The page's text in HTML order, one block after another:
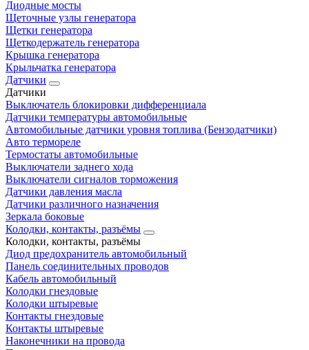
Диодные мосты
Щеточные узлы генератора
Щетки генератора
Щеткодержатель генератора
Крышка генератора
Крыльчатка генератора
Датчики
Датчики
Выключатель блокировки дифференциала
Датчики температуры автомобильные
Автомобильные датчики уровня топлива (Бензодатчики)
Авто термореле
Термостаты автомобильные
Выключатели заднего хода
Выключатели сигналов торможения
Датчики давления масла
Датчики различного назначения
Зеркала боковые
Колодки, контакты, разъёмы
Колодки, контакты, разъёмы
Диод предохранитель автомобильный
Панель соединительных проводов
Кабель автомобильный
Колодки гнездовые
Колодки штыревые
Контакты гнездовые
Контакты штыревые
Наконечники на провода